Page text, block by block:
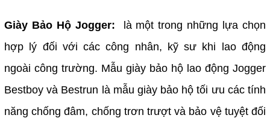
Giày Bảo Hộ Jogger:
là một trong những lựa chọn
hợp lý đối với các công nhân, kỹ sư khi lao động
ngoài công trường. Mẫu giày bảo hộ lao động Jogger
Bestboy và Bestrun là mẫu giày bảo hộ tối ưu các tính
năng chống đâm, chống trơn trượt và bảo vệ tuyệt đối